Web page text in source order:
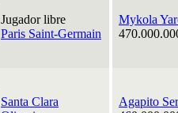
Jugador libre
Paris Saint-Germain
Mykola
Santa Clara
Agapito